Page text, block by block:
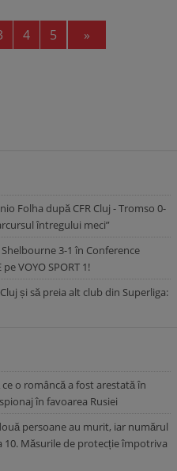
4 5 »
Folha după CFR Cluj - Tromso 0-
întregului meci”
3-1 în Conference
VOYO SPORT 1!
și să preia alt club din Superliga:
ce o româncă a fost arestată în
în favoarea Rusiei
persoane au murit, iar numărul
10. Măsurile de protecție împotriva